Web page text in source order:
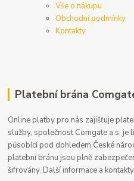
Vše o nákupu
Obchodní podmínky
Kontakty
Platební brána
Online platby pro nás zajišťuje
služby, společnost Comgate a.s. je
působící pod dohledem České
platební bránu jsou plně
šifrovány. Další informace a